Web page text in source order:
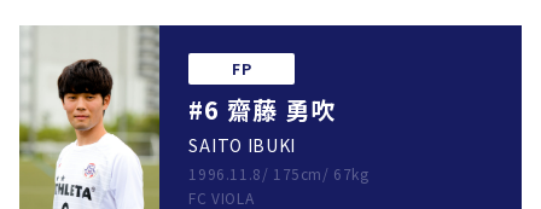
FP
#6 齋藤 勇吹
SAITO IBUKI
1996.11.8/ 175cm/ 67kg
FC VIOLA